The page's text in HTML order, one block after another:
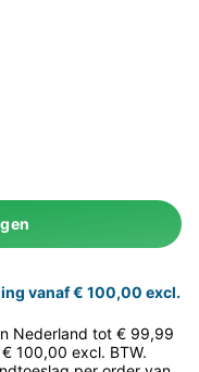
vanaf € 100,00 excl.
Nederland tot € 99,99
100,00 excl. BTW.